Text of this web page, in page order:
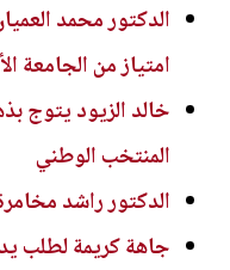
الدكتور محمد
امتياز من الجامعة
خالد الزيود يتوج
المنتخب الوطني
الدكتور راشد
جاهة كريمة لطلب